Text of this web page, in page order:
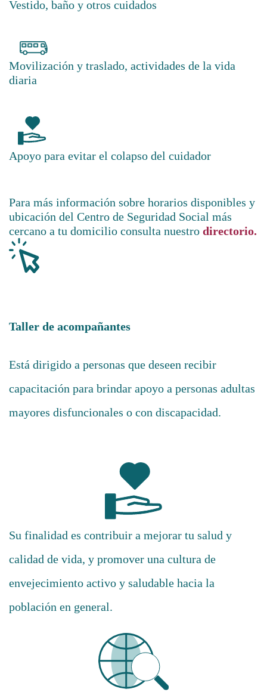
Vestido, baño y otros cuidados
Movilización y traslado, actividades de la vida
diaria
Apoyo para evitar el colapso del cuidador
Para más información sobre horarios disponibles y
ubicación del Centro de Seguridad Social más
cercano a tu domicilio consulta nuestro directorio.
Taller de acompañantes
Está dirigido a personas que deseen recibir
capacitación para brindar apoyo a personas adultas
mayores disfuncionales o con discapacidad.
Su finalidad es contribuir a mejorar tu salud y
calidad de vida, y promover una cultura de
envejecimiento activo y saludable hacia la
población en general.